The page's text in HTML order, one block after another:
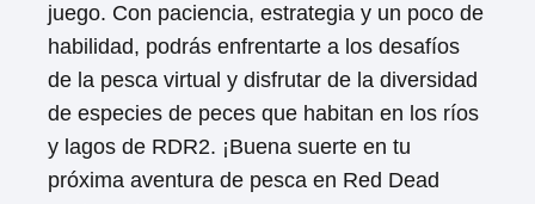
juego. Con paciencia, estrategia y un poco de
habilidad, podrás enfrentarte a los desafíos
de la pesca virtual y disfrutar de la diversidad
de especies de peces que habitan en los ríos
y lagos de RDR2. ¡Buena suerte en tu
próxima aventura de pesca en Red Dead